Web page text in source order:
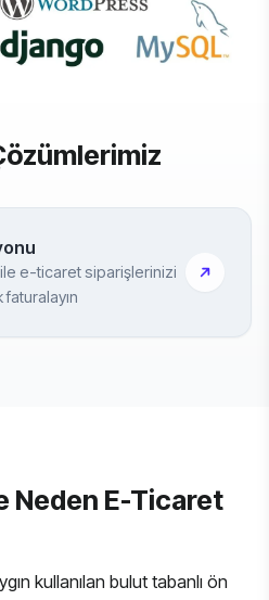
e-ticaret siparişlerinizi
Neden E-Ticaret
kullanılan bulut tabanlı ön